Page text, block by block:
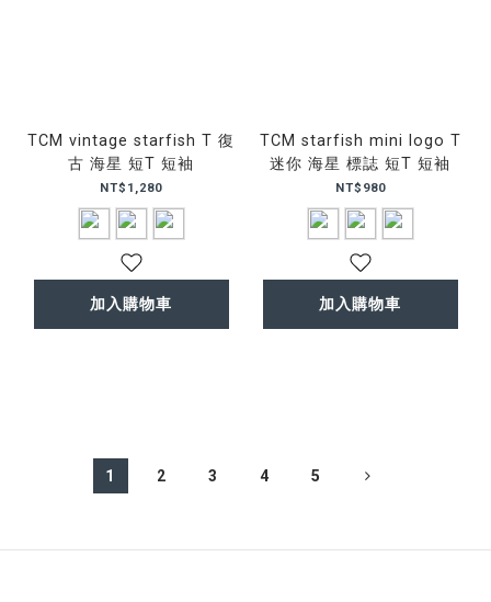
TCM vintage starfish T 復
古 海星 短T 短袖
NT$1,280
加入購物車
TCM starfish mini logo T
迷你 海星 標誌 短T 短袖
NT$980
加入購物車
1 2 3 4 5